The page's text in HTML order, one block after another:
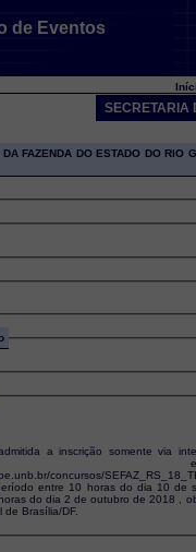
de Eventos
SECRETARIA
DA FAZENDA DO ESTADO DO RIO
a inscrição somente via
concursos/
entre 10 horas do dia 10 de
, observado
de Brasília/DF.